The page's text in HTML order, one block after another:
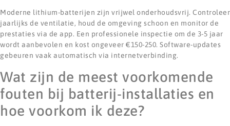
Moderne lithium-batterijen zijn vrijwel onderhoudsvrij. Controleer
jaarlijks de ventilatie, houd de omgeving schoon en monitor de
prestaties via de app. Een professionele inspectie om de 3-5 jaar
wordt aanbevolen en kost ongeveer €150-250. Software-updates
gebeuren vaak automatisch via internetverbinding.
Wat zijn de meest voorkomende
fouten bij batterij-installaties en
hoe voorkom ik deze?